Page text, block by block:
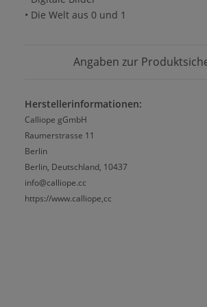
• Die Welt aus 0 und 1
Angaben zur
Herstellerinformationen:
Calliope gGmbH
Raumerstrasse 11
Berlin
Berlin, Deutschland, 10437
info@calliope.cc
https://www.calliope,cc